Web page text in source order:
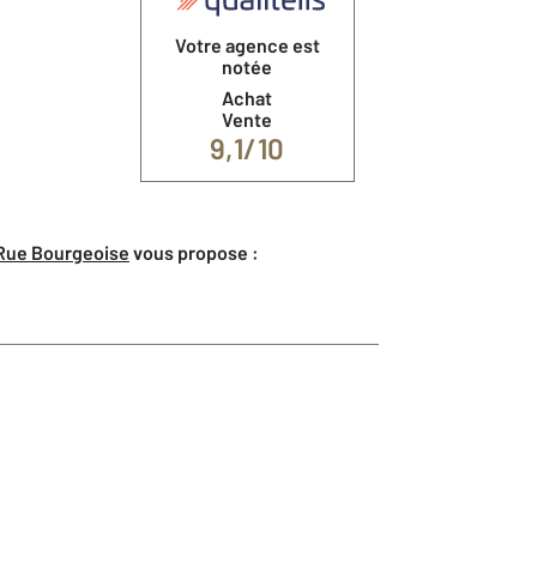
Votre agence est
notée
Achat
Vente
9,1/10
Bourgeoise vous propose :